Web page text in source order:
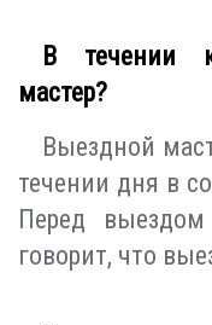
В течении
мастер?
Выездной
течении дня в
Перед
говорит, что